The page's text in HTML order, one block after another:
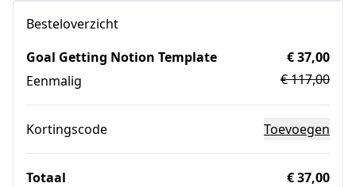
Besteloverzicht
Goal Getting Notion Template
Eenmalig
€ 37,00
€ 117,00
Kortingscode Toevoegen
Totaal
€ 37,00